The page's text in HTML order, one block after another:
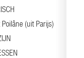
Poilâne (uit Parijs)